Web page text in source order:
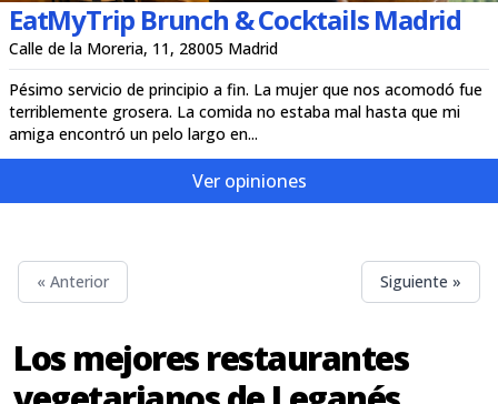
EatMyTrip Brunch & Cocktails Madrid
Calle de la Moreria, 11, 28005 Madrid
Pésimo servicio de principio a fin. La mujer que nos acomodó fue
terriblemente grosera. La comida no estaba mal hasta que mi
amiga encontró un pelo largo en...
Ver opiniones
« Anterior Siguiente »
Los mejores restaurantes